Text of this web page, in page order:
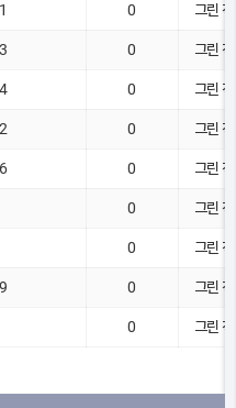
0 그린
0 그린
0 그린
0 그린
0 그린
0 그린
0 그린
0 그린
0 그린